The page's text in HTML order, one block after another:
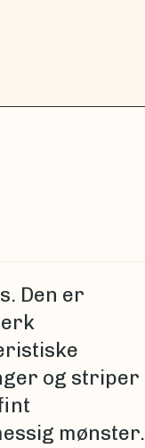
Den er
og striper
mønster.